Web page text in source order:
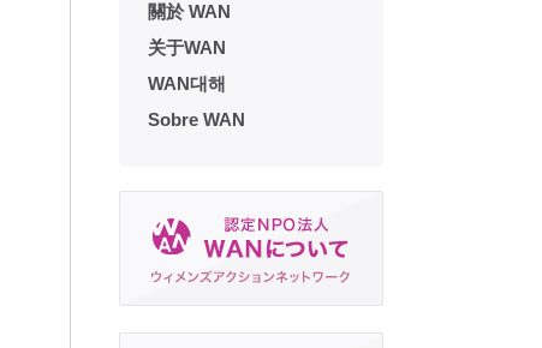
關於 WAN
关于WAN
WAN대해
Sobre WAN